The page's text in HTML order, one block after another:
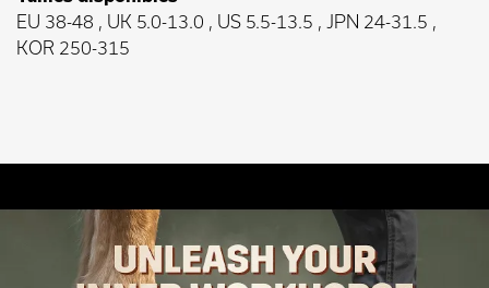
EU 38-48 , UK 5.0-13.0 , US 5.5-13.5 , JPN 24-31.5 ,
KOR 250-315